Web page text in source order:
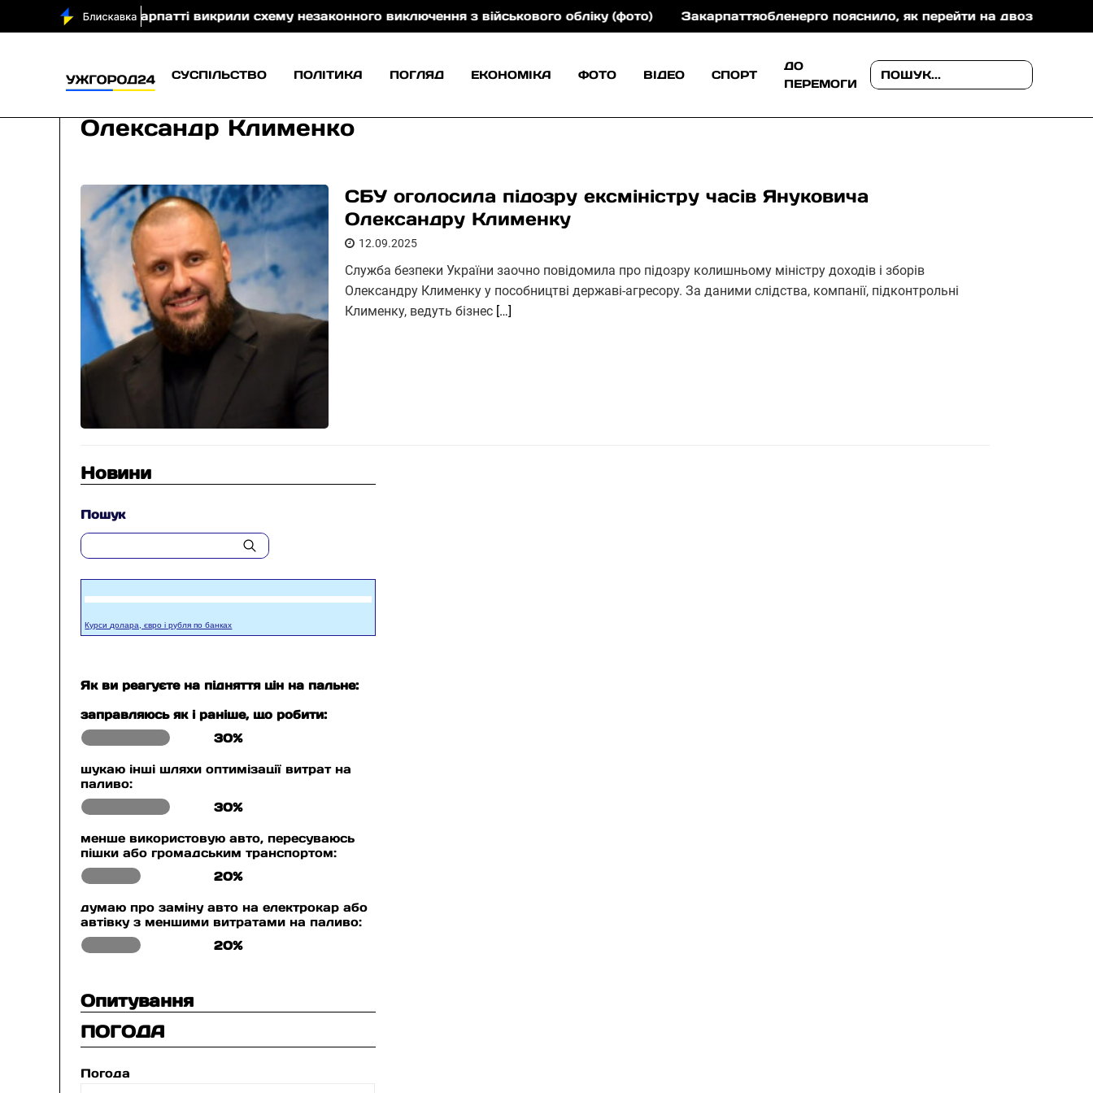
На Закарпатті викрили схему незаконного виключення з військового обліку (фото) Закарпаттяобленерго пояснило, як перейти на двозонний або
СУСПІЛЬСТВО ПОЛІТИКА ПОГЛЯД ЕКОНОМІКА ФОТО ВІДЕО СПОРТ
ДО
ПЕРЕМОГИ
Олександр Клименко
СБУ оголосила підозру ексміністру часів Януковича
Олександру Клименку
12.09.2025
Служба безпеки України заочно повідомила про підозру колишньому міністру доходів і зборів
Олександру Клименку у пособництві державі-агресору. За даними слідства, компанії, підконтрольні
Клименку, ведуть бізнес […]
Новини
Пошук
Курси долара, євро і рубля по банках
Як ви реагуєте на підняття цін на пальне:
заправляюсь як і раніше, що робити:
30%
шукаю інші шляхи оптимізації витрат на
паливо:
30%
менше використовую авто, пересуваюсь
пішки або громадським транспортом:
20%
думаю про заміну авто на електрокар або
автівку з меншими витратами на паливо:
20%
Опитування
ПОГОДА
Погода